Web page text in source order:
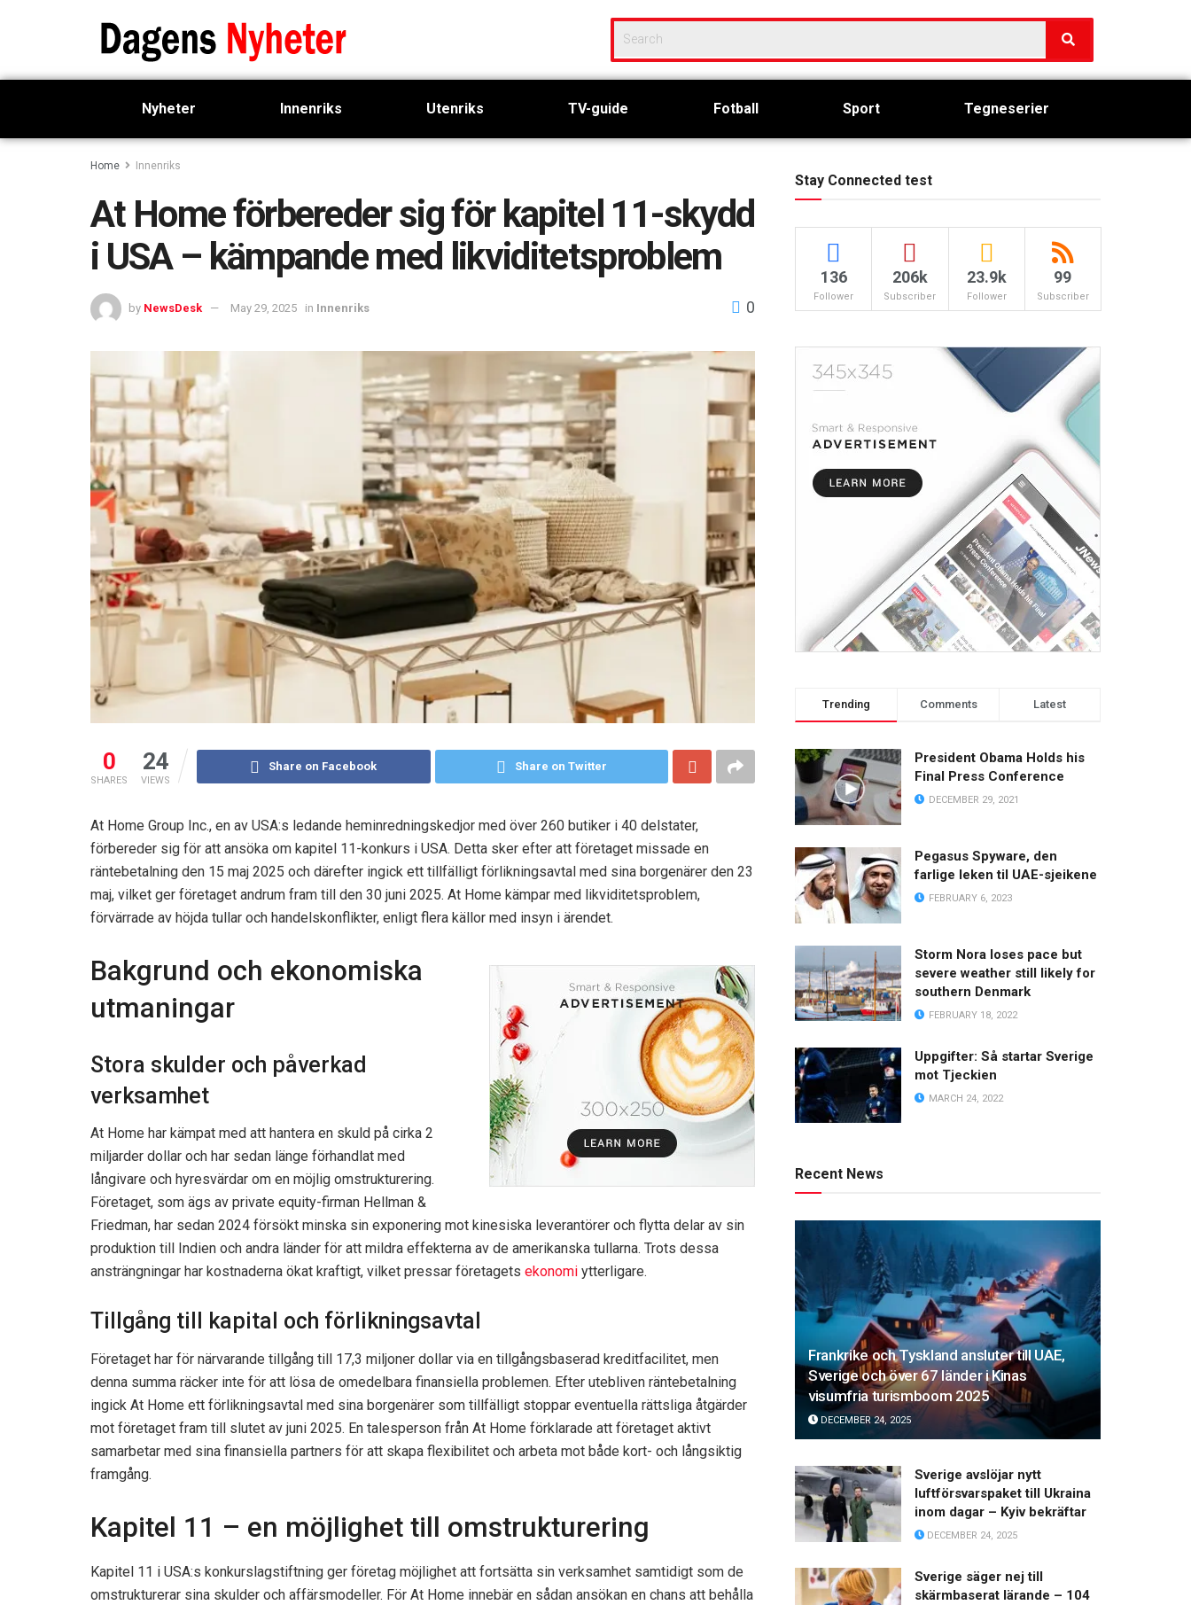
Nyheter Innenriks Utenriks TV-guide Fotball Sport Tegneserier
Home Innenriks
At Home förbereder sig för kapitel 11-skydd
i USA – kämpande med likviditetsproblem
by NewsDesk May 29, 2025 in Innenriks 0
0
SHARES
24
VIEWS
Share on Facebook Share on Twitter
At Home Group Inc., en av USA:s ledande heminredningskedjor med över 260 butiker i 40 delstater,
förbereder sig för att ansöka om kapitel 11-konkurs i USA. Detta sker efter att företaget missade en
räntebetalning den 15 maj 2025 och därefter ingick ett tillfälligt förlikningsavtal med sina borgenärer den 23
maj, vilket ger företaget andrum fram till den 30 juni 2025. At Home kämpar med likviditetsproblem,
förvärrade av höjda tullar och handelskonflikter, enligt flera källor med insyn i ärendet.
Bakgrund och ekonomiska
utmaningar
Stora skulder och påverkad
verksamhet
At Home har kämpat med att hantera en skuld på cirka 2
miljarder dollar och har sedan länge förhandlat med
långivare och hyresvärdar om en möjlig omstrukturering.
Företaget, som ägs av private equity-firman Hellman &
Friedman, har sedan 2024 försökt minska sin exponering mot kinesiska leverantörer och flytta delar av sin
produktion till Indien och andra länder för att mildra effekterna av de amerikanska tullarna. Trots dessa
ansträngningar har kostnaderna ökat kraftigt, vilket pressar företagets ekonomi ytterligare.
Tillgång till kapital och förlikningsavtal
Företaget har för närvarande tillgång till 17,3 miljoner dollar via en tillgångsbaserad kreditfacilitet, men
denna summa räcker inte för att lösa de omedelbara finansiella problemen. Efter utebliven räntebetalning
ingick At Home ett förlikningsavtal med sina borgenärer som tillfälligt stoppar eventuella rättsliga åtgärder
mot företaget fram till slutet av juni 2025. En talesperson från At Home förklarade att företaget aktivt
samarbetar med sina finansiella partners för att skapa flexibilitet och arbeta mot både kort- och långsiktig
framgång.
Kapitel 11 – en möjlighet till omstrukturering
Kapitel 11 i USA:s konkurslagstiftning ger företag möjlighet att fortsätta sin verksamhet samtidigt som de
omstrukturerar sina skulder och affärsmodeller. För At Home innebär en sådan ansökan en chans att behålla
Stay Connected test
136
Follower
206k
Subscriber
23.9k
Follower
99
Subscriber
Trending Comments Latest
President Obama Holds his
Final Press Conference
DECEMBER 29, 2021
Pegasus Spyware, den
farlige leken til UAE-sjeikene
FEBRUARY 6, 2023
Storm Nora loses pace but
severe weather still likely for
southern Denmark
FEBRUARY 18, 2022
Uppgifter: Så startar Sverige
mot Tjeckien
MARCH 24, 2022
Recent News
Frankrike och Tyskland ansluter till UAE,
Sverige och över 67 länder i Kinas
visumfria turismboom 2025
DECEMBER 24, 2025
Sverige avslöjar nytt
luftförsvarspaket till Ukraina
inom dagar – Kyiv bekräftar
DECEMBER 24, 2025
Sverige säger nej till
skärmbaserat lärande – 104